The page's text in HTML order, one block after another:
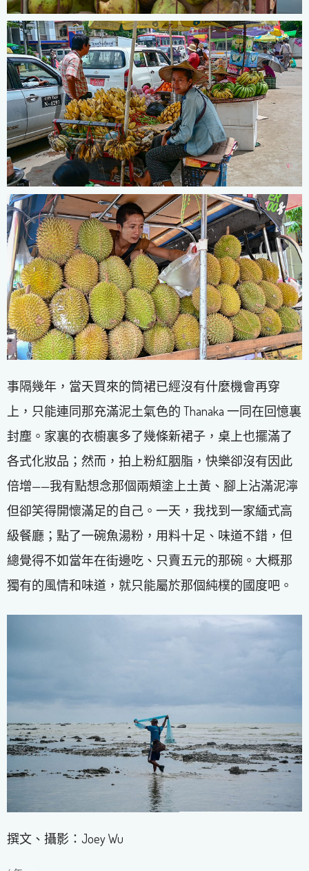
事隔幾年，當天買來的筒裙已經沒有什麼機會再穿
上，只能連同那充滿泥土氣色的 Thanaka 一同在回憶裏
封塵。家裏的衣櫥裏多了幾條新裙子，桌上也擺滿了
各式化妝品；然而，拍上粉紅胭脂，快樂卻沒有因此
倍增——我有點想念那個兩頰塗上土黃、腳上沾滿泥濘
但卻笑得開懷滿足的自己。一天，我找到一家緬式高
級餐廳；點了一碗魚湯粉，用料十足、味道不錯，但
總覺得不如當年在街邊吃、只賣五元的那碗。大概那
獨有的風情和味道，就只能屬於那個純樸的國度吧。
撰文、攝影：Joey Wu